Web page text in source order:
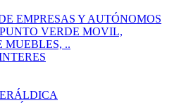
EMPRESAS Y AUTÓNOMOS
VERDE MOVIL,
MUEBLES, ..